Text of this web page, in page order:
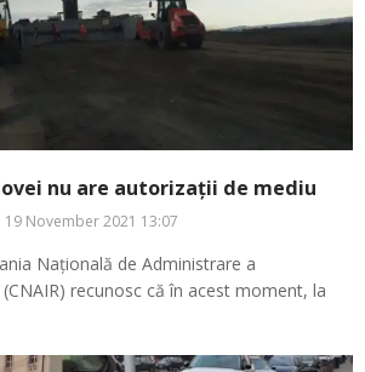
nu are autorizații de mediu
19 November 2021 13:07
Națională de Administrare a
recunosc că în acest moment, la